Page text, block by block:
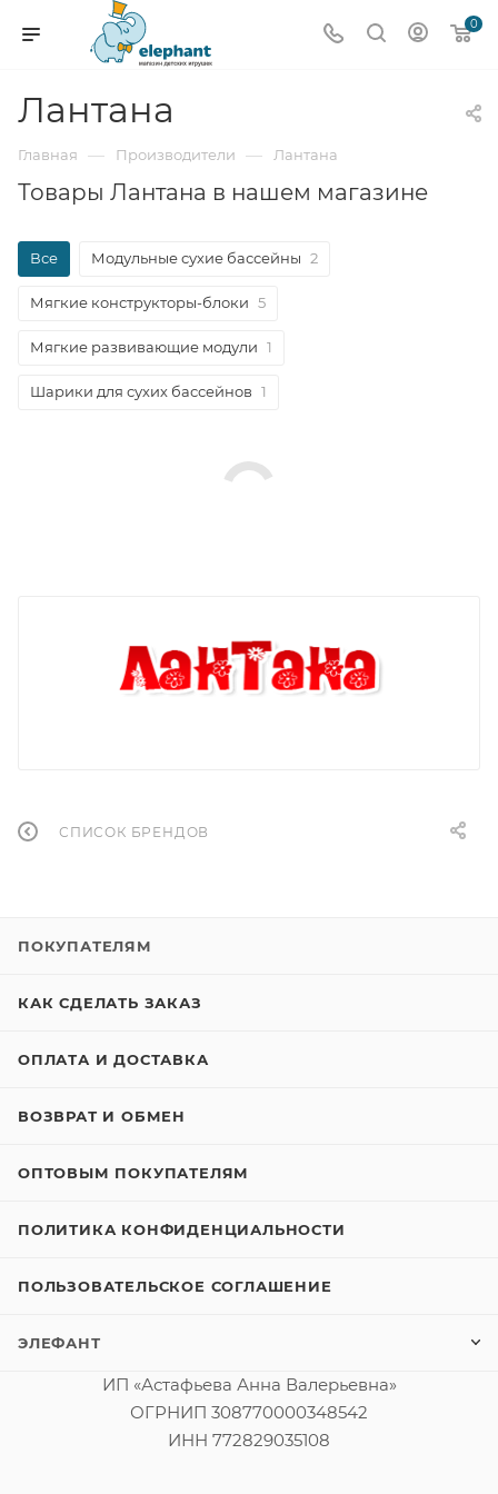
0
Лантана
Главная — Производители — Лантана
Товары Лантана в нашем магазине
Все Модульные сухие бассейны 2
Мягкие конструкторы-блоки 5
Мягкие развивающие модули 1
Шарики для сухих бассейнов 1
СПИСОК БРЕНДОВ
ПОКУПАТЕЛЯМ
КАК СДЕЛАТЬ ЗАКАЗ
ОПЛАТА И ДОСТАВКА
ВОЗВРАТ И ОБМЕН
ОПТОВЫМ ПОКУПАТЕЛЯМ
ПОЛИТИКА КОНФИДЕНЦИАЛЬНОСТИ
ПОЛЬЗОВАТЕЛЬСКОЕ СОГЛАШЕНИЕ
ЭЛЕФАНТ
ИП «Астафьева Анна Валерьевна»
ОГРНИП 308770000348542
ИНН 772829035108